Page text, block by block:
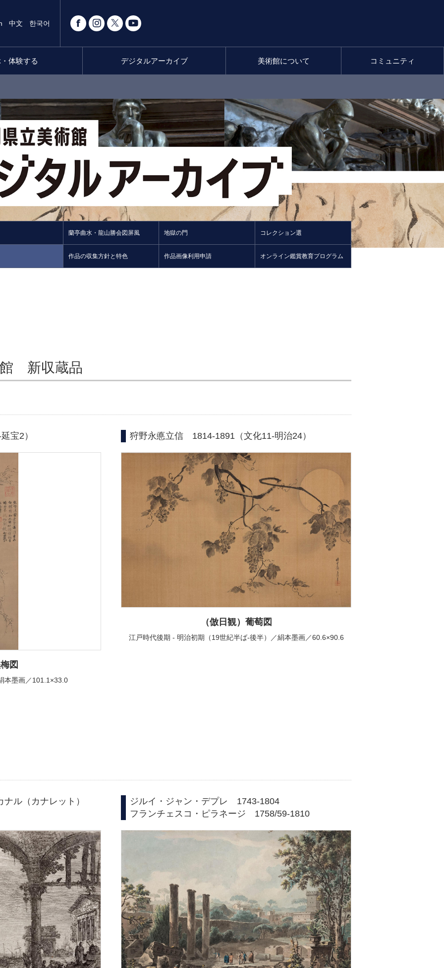
中文 한국어
体験する デジタルアーカイブ 美術館について コミュニティ
館 新収蔵品
宝2）
図
本墨画／101.1×33.0
狩野永悳立信 1814-1891（文化11-明治24）
（倣日観）葡萄図
江戸時代後期 - 明治初期（19世紀半ば-後半）／絹本墨画／60.6×90.6
ナル（カナレット）
ジルイ・ジャン・デプレ 1743-1804
フランチェスコ・ピラネージ 1758/59-1810
蘭亭曲水・龍山勝会図屏風 地獄の門 コレクション選
作品の収集方針と特色 作品画像利用申請 オンライン鑑賞教育プログラム